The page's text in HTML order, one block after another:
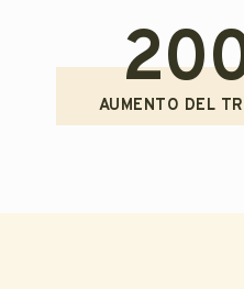
AUMENTO DEL